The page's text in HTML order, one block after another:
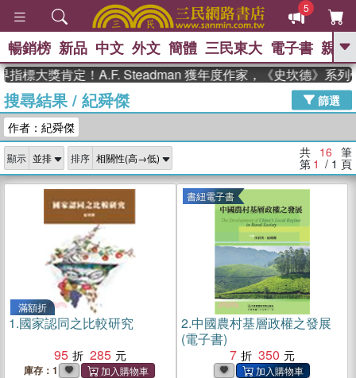
5
GO
The Odyssey 、
父親節 、 如果歷史是一群喵 、 暑期
念華 、 台灣的李登輝時代 、 數學女
孩：黎曼猜想
偉大的迷走神經
暢銷榜 新品 中文 外文 簡體 三民東大 電子書 親子
大獎肯定！A.F. Steadman 獲年度作家，《史坎德》系列帶
搜尋結果/ 紀舜傑
篩選
作者：紀舜傑
顯示 排序 共 16 筆
第 1 / 1 頁
滿額折
1.國家認同之比較研究
95
285
庫存：1
書紐電子書
2.中國農村基層政權之發展
(電子書)
7
350